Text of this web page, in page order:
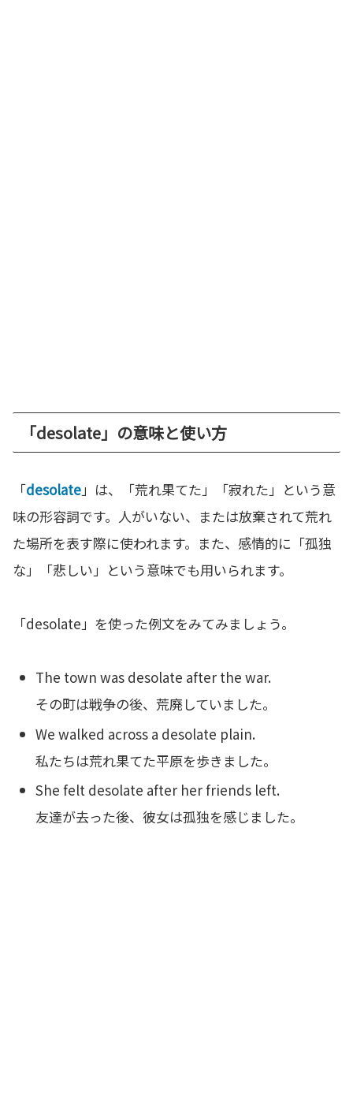
「desolate」の意味と使い方
「desolate」は、「荒れ果てた」「寂れた」という意
味の形容詞です。人がいない、または放棄されて荒れ
た場所を表す際に使われます。また、感情的に「孤独
な」「悲しい」という意味でも用いられます。
「desolate」を使った例文をみてみましょう。
The town was desolate after the war.
その町は戦争の後、荒廃していました。
We walked across a desolate plain.
私たちは荒れ果てた平原を歩きました。
She felt desolate after her friends left.
友達が去った後、彼女は孤独を感じました。